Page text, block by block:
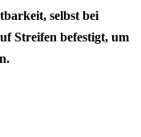
selbst bei
Streifen befestigt, um